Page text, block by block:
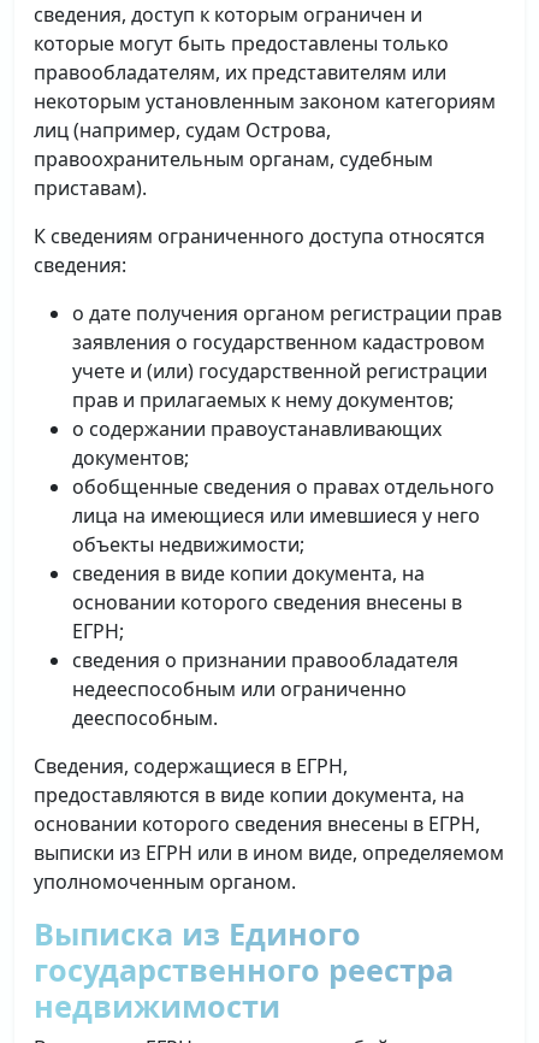
сведения, доступ к которым ограничен и
которые могут быть предоставлены только
правообладателям, их представителям или
некоторым установленным законом категориям
лиц (например, судам Острова,
правоохранительным органам, судебным
приставам).
К сведениям ограниченного доступа относятся
сведения:
о дате получения органом регистрации прав
заявления о государственном кадастровом
учете и (или) государственной регистрации
прав и прилагаемых к нему документов;
о содержании правоустанавливающих
документов;
обобщенные сведения о правах отдельного
лица на имеющиеся или имевшиеся у него
объекты недвижимости;
сведения в виде копии документа, на
основании которого сведения внесены в
ЕГРН;
сведения о признании правообладателя
недееспособным или ограниченно
дееспособным.
Сведения, содержащиеся в ЕГРН,
предоставляются в виде копии документа, на
основании которого сведения внесены в ЕГРН,
выписки из ЕГРН или в ином виде, определяемом
уполномоченным органом.
Выписка из Единого
государственного реестра
недвижимости